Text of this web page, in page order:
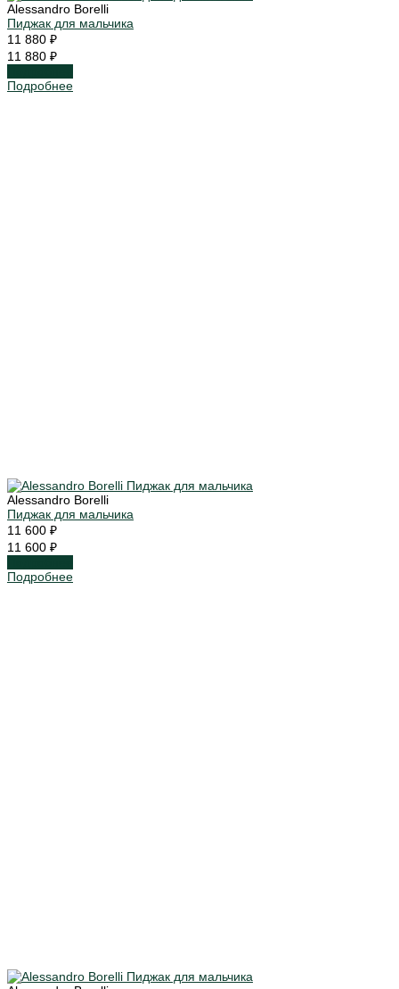
Alessandro Borelli
Пиджак для мальчика
11 880 ₽
11 880 ₽
Подробнее
Alessandro Borelli
Пиджак для мальчика
11 600 ₽
11 600 ₽
Подробнее